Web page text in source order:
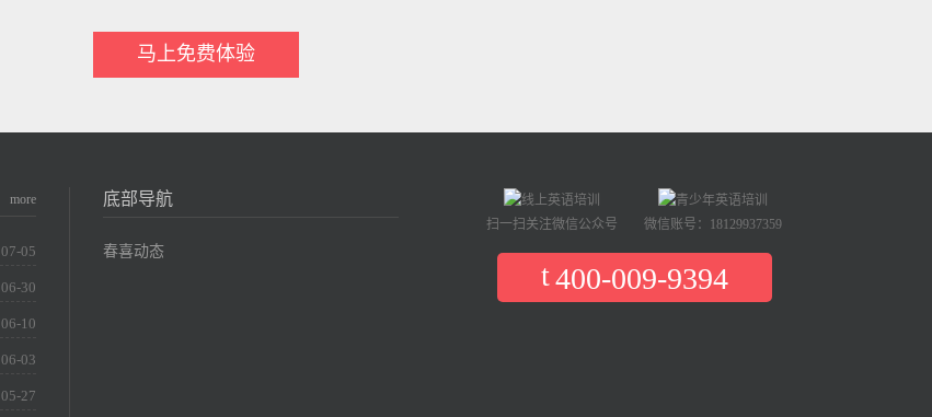
马上免费体验
more
07-05
06-30
06-10
06-03
05-27
底部导航
春喜动态
扫一扫关注微信公众号 微信账号：18129937359
400-009-9394